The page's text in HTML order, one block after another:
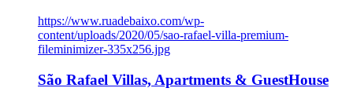
https://www.ruadebaixo.com/wp-
content/uploads/2020/05/sao-rafael-villa-premium-
fileminimizer-335x256.jpg
São Rafael Villas, Apartments & GuestHouse